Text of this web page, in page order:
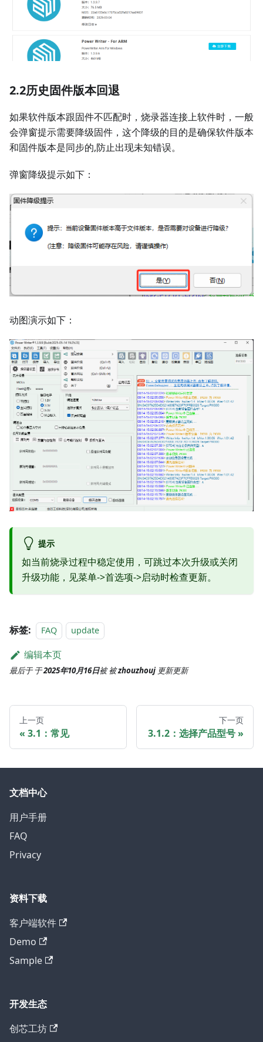
2.2历史固件版本回退
如果软件版本跟固件不匹配时，烧录器连接上软件时，一般
会弹窗提示需要降级固件，这个降级的目的是确保软件版本
和固件版本是同步的,防止出现未知错误。
弹窗降级提示如下：
动图演示如下：
提示
如当前烧录过程中稳定使用，可跳过本次升级或关闭
升级功能，见菜单->首选项->启动时检查更新。
标签: FAQ update
编辑本页
最后于于2025年10月16日被被zhouzhouj更新更新
上一页
3.1：常见
下一页
3.1.2：选择产品型号
文档中心
用户手册
FAQ
Privacy
资料下载
客户端软件
Demo
Sample
开发生态
创芯工坊